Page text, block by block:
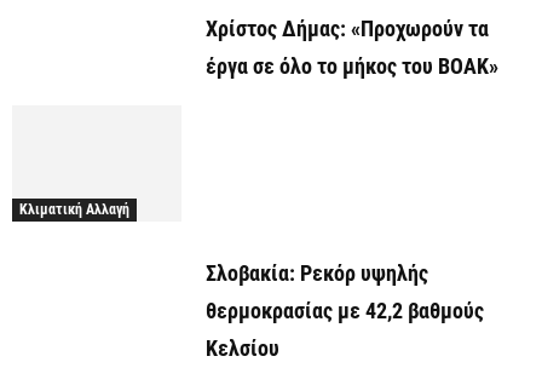
Χρίστος Δήμας: «Προχωρούν τα
έργα σε όλο το μήκος του ΒΟΑΚ»
Κλιματική Αλλαγή
Σλοβακία: Ρεκόρ υψηλής
θερμοκρασίας με 42,2 βαθμούς
Κελσίου